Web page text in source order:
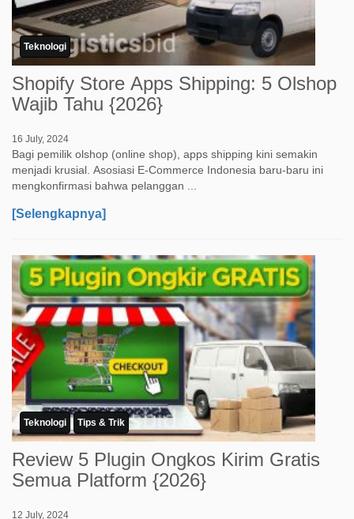
Teknologi
Shopify Store Apps Shipping: 5 Olshop
Wajib Tahu {2026}
16 July, 2024
Bagi pemilik olshop (online shop), apps shipping kini semakin
menjadi krusial. Asosiasi E-Commerce Indonesia baru-baru ini
mengkonfirmasi bahwa pelanggan ...
[Selengkapnya]
Teknologi Tips & Trik
Review 5 Plugin Ongkos Kirim Gratis
Semua Platform {2026}
12 July, 2024